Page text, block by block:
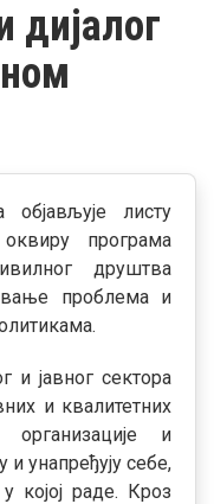
дијалог
листу
програма
друштва
проблема и
и јавног сектора
и квалитетних
и
унапређују себе,
којој раде. Кроз